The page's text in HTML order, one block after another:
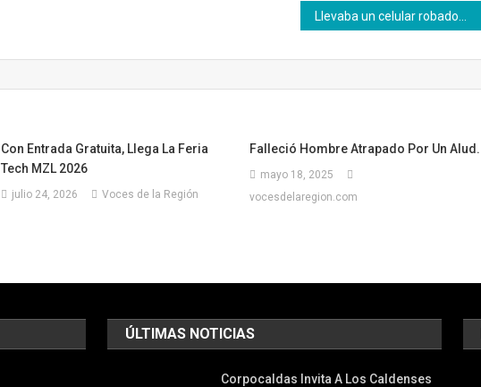
Con Entrada Gratuita, Llega La Feria
Tech MZL 2026
julio 24, 2026 Voces de la Región
Falleció Hombre Atrapado Por Un Alud.
mayo 18, 2025
vocesdelaregion.com
ÚLTIMAS NOTICIAS
Corpocaldas Invita A Los Caldenses